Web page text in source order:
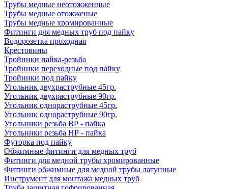
Трубы медные неотожженные
Трубы медные отожженые
Трубы медные хромированные
Фитинги для медных труб под пайку
Водорозетка проходная
Крестовины
Тройники пайка-резьба
Тройники переходные под пайку
Тройники под пайку
Угольник двухраструбные 45гр.
Угольник двухраструбные 90гр.
Угольник однораструбные 45гр.
Угольник однораструбные 90гр.
Угольники резьба ВР - пайка
Угольники резьба НР - пайка
Футорка под пайку
Обжимные фитинги для медных труб
Фитинги для медной трубы хромированные
Фитинги обжимные для медной трубы латунные
Инструмент для монтажа медных труб